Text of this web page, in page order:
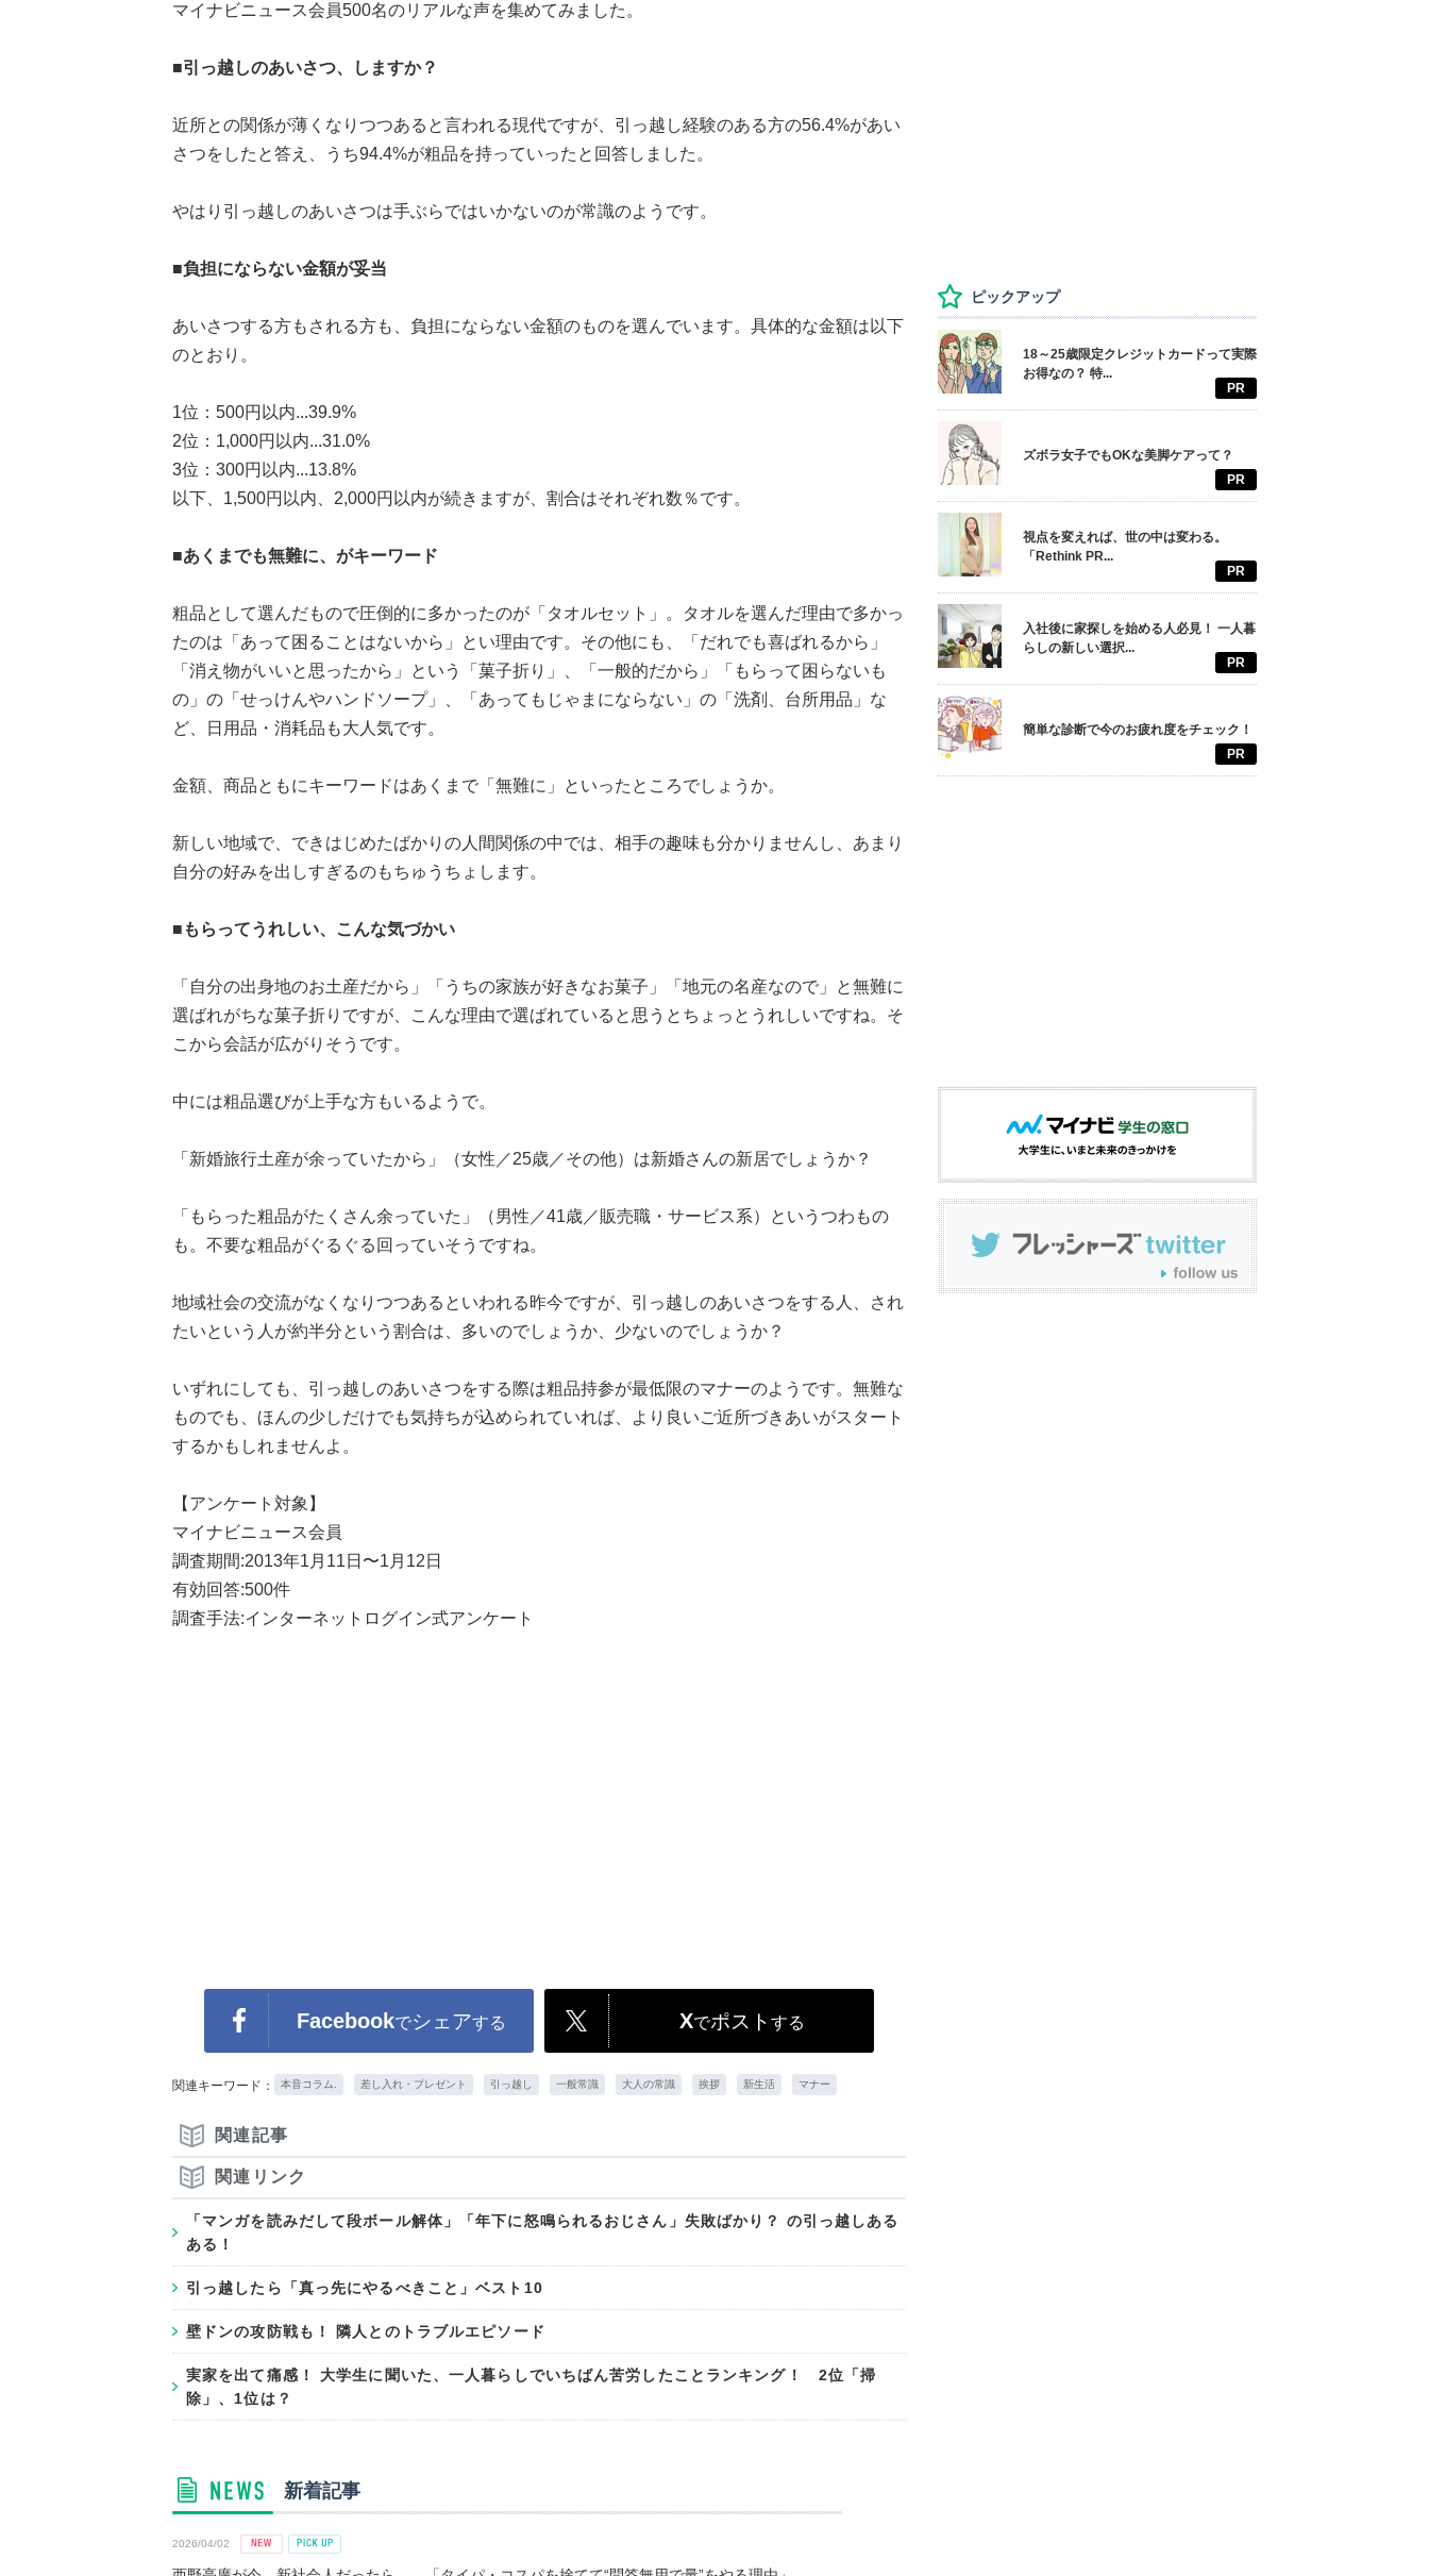
マイナビニュース会員500名のリアルな声を集めてみました。
■引っ越しのあいさつ、しますか？
近所との関係が薄くなりつつあると言われる現代ですが、引っ越し経験のある方の56.4%があい
さつをしたと答え、うち94.4%が粗品を持っていったと回答しました。
やはり引っ越しのあいさつは手ぶらではいかないのが常識のようです。
■負担にならない金額が妥当
あいさつする方もされる方も、負担にならない金額のものを選んでいます。具体的な金額は以下
のとおり。
1位：500円以内...39.9%
2位：1,000円以内...31.0%
3位：300円以内...13.8%
以下、1,500円以内、2,000円以内が続きますが、割合はそれぞれ数％です。
■あくまでも無難に、がキーワード
粗品として選んだもので圧倒的に多かったのが「タオルセット」。タオルを選んだ理由で多かっ
たのは「あって困ることはないから」とい理由です。その他にも、「だれでも喜ばれるから」
「消え物がいいと思ったから」という「菓子折り」、「一般的だから」「もらって困らないも
の」の「せっけんやハンドソープ」、「あってもじゃまにならない」の「洗剤、台所用品」な
ど、日用品・消耗品も大人気です。
金額、商品ともにキーワードはあくまで「無難に」といったところでしょうか。
新しい地域で、できはじめたばかりの人間関係の中では、相手の趣味も分かりませんし、あまり
自分の好みを出しすぎるのもちゅうちょします。
■もらってうれしい、こんな気づかい
「自分の出身地のお土産だから」「うちの家族が好きなお菓子」「地元の名産なので」と無難に
選ばれがちな菓子折りですが、こんな理由で選ばれていると思うとちょっとうれしいですね。そ
こから会話が広がりそうです。
中には粗品選びが上手な方もいるようで。
「新婚旅行土産が余っていたから」（女性／25歳／その他）は新婚さんの新居でしょうか？
「もらった粗品がたくさん余っていた」（男性／41歳／販売職・サービス系）というつわもの
も。不要な粗品がぐるぐる回っていそうですね。
地域社会の交流がなくなりつつあるといわれる昨今ですが、引っ越しのあいさつをする人、され
たいという人が約半分という割合は、多いのでしょうか、少ないのでしょうか？
いずれにしても、引っ越しのあいさつをする際は粗品持参が最低限のマナーのようです。無難な
ものでも、ほんの少しだけでも気持ちが込められていれば、より良いご近所づきあいがスタート
するかもしれませんよ。
【アンケート対象】
マイナビニュース会員
調査期間:2013年1月11日〜1月12日
有効回答:500件
調査手法:インターネットログイン式アンケート
Facebookでシェアする Xでポスト する
関連キーワード： 本音コラム. 差し入れ・プレゼント 引っ越し 一般常識 大人の常識 挨拶 新生活 マナー
関連記事
関連リンク
「マンガを読みだして段ボール解体」「年下に怒鳴られるおじさん」失敗ばかり？ の引っ越しある
ある！
引っ越したら「真っ先にやるべきこと」ベスト10
壁ドンの攻防戦も！ 隣人とのトラブルエピソード
実家を出て痛感！ 大学生に聞いた、一人暮らしでいちばん苦労したことランキング！ 2位「掃
除」、1位は？
新着記事
2026/04/02
ピックアップ
18～25歳限定クレジットカードって実際
お得なの？ 特...
PR
ズボラ女子でもOKな美脚ケアって？
PR
視点を変えれば、世の中は変わる。
「Rethink PR...
PR
入社後に家探しを始める人必見！ 一人暮
らしの新しい選択...
PR
簡単な診断で今のお疲れ度をチェック！
PR